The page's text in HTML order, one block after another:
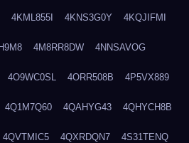
4KML855I 4KNS3G0Y 4KQJIFMI
4M8RR8DW 4NNSAVOG
4O9WC0SL 4ORR508B 4P5VX889
4Q1M7Q60 4QAHYG43 4QHYCH8B
4QVTMIC5 4QXRDQN7 4S31TENQ